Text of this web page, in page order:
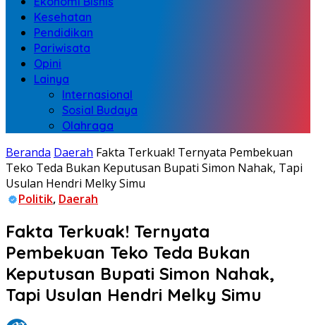
Kesehatan
Pendidikan
Pariwisata
Opini
Lainya
Internasional
Sosial Budaya
Olahraga
Beranda Daerah Fakta Terkuak! Ternyata Pembekuan
Teko Teda Bukan Keputusan Bupati Simon Nahak, Tapi
Usulan Hendri Melky Simu
Politik, Daerah
Fakta Terkuak! Ternyata
Pembekuan Teko Teda Bukan
Keputusan Bupati Simon Nahak,
Tapi Usulan Hendri Melky Simu